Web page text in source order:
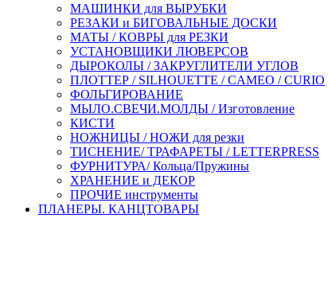
МАШИНКИ для ВЫРУБКИ
РЕЗАКИ и БИГОВАЛЬНЫЕ ДОСКИ
МАТЫ / КОВРЫ для РЕЗКИ
УСТАНОВЩИКИ ЛЮВЕРСОВ
ДЫРОКОЛЫ / ЗАКРУГЛИТЕЛИ УГЛОВ
ПЛОТТЕР / SILHOUETTE / CAMEO / CURIO
ФОЛЬГИРОВАНИЕ
МЫЛО.СВЕЧИ.МОЛДЫ / Изготовление
КИСТИ
НОЖНИЦЫ / НОЖИ для резки
ТИСНЕНИЕ/ ТРАФАРЕТЫ / LETTERPRESS
ФУРНИТУРА/ Кольца/Пружины
ХРАНЕНИЕ и ДЕКОР
ПРОЧИЕ инструменты
ПЛАНЕРЫ. КАНЦТОВАРЫ